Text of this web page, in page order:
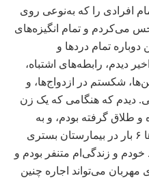
افرادی را که به‌نوعی روی
می‌کردم و تمام انگیزه‌های
تمام دردها و
دیدم، رابطه‌های اشتباه،
شکستم در ازدواج‌ها، و
دیدم که هنگامی که یک زن
و طلاق گرفته بودم، و به
خاطر زیاده روی در مصرف داروها ۶ بار در بیمارستان بستری
و زندگی‌ام متنفر بودم و
می‌تواند اجاره چنین